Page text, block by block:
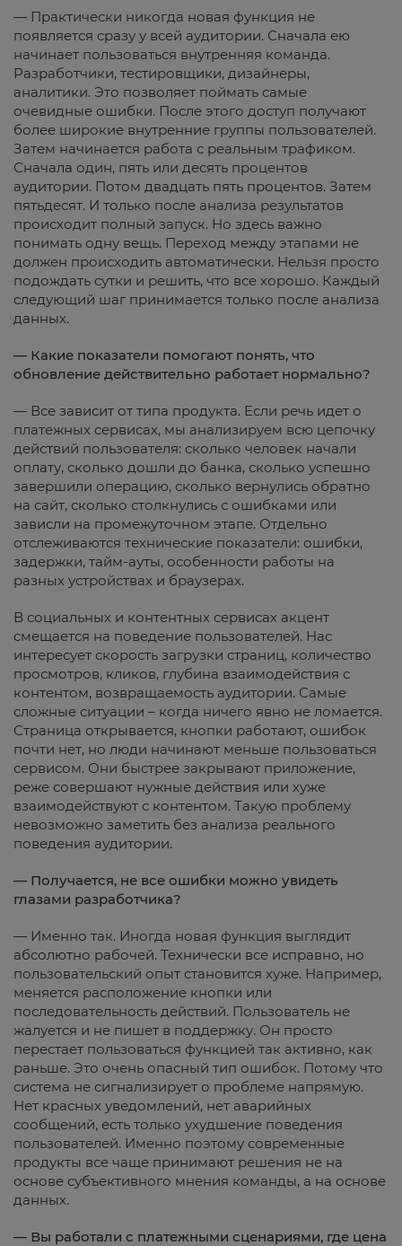
— Практически никогда новая функция не
появляется сразу у всей аудитории. Сначала ею
начинает пользоваться внутренняя команда.
Разработчики, тестировщики, дизайнеры,
аналитики. Это позволяет поймать самые
очевидные ошибки. После этого доступ получают
более широкие внутренние группы пользователей.
Затем начинается работа с реальным трафиком.
Сначала один, пять или десять процентов
аудитории. Потом двадцать пять процентов. Затем
пятьдесят. И только после анализа результатов
происходит полный запуск. Но здесь важно
понимать одну вещь. Переход между этапами не
должен происходить автоматически. Нельзя просто
подождать сутки и решить, что все хорошо. Каждый
следующий шаг принимается только после анализа
данных.
— Какие показатели помогают понять, что
обновление действительно работает нормально?
— Все зависит от типа продукта. Если речь идет о
платежных сервисах, мы анализируем всю цепочку
действий пользователя: сколько человек начали
оплату, сколько дошли до банка, сколько успешно
завершили операцию, сколько вернулись обратно
на сайт, сколько столкнулись с ошибками или
зависли на промежуточном этапе. Отдельно
отслеживаются технические показатели: ошибки,
задержки, тайм-ауты, особенности работы на
разных устройствах и браузерах.
В социальных и контентных сервисах акцент
смещается на поведение пользователей. Нас
интересует скорость загрузки страниц, количество
просмотров, кликов, глубина взаимодействия с
контентом, возвращаемость аудитории. Самые
сложные ситуации – когда ничего явно не ломается.
Страница открывается, кнопки работают, ошибок
почти нет, но люди начинают меньше пользоваться
сервисом. Они быстрее закрывают приложение,
реже совершают нужные действия или хуже
взаимодействуют с контентом. Такую проблему
невозможно заметить без анализа реального
поведения аудитории.
— Получается, не все ошибки можно увидеть
глазами разработчика?
— Именно так. Иногда новая функция выглядит
абсолютно рабочей. Технически все исправно, но
пользовательский опыт становится хуже. Например,
меняется расположение кнопки или
последовательность действий. Пользователь не
жалуется и не пишет в поддержку. Он просто
перестает пользоваться функцией так активно, как
раньше. Это очень опасный тип ошибок. Потому что
система не сигнализирует о проблеме напрямую.
Нет красных уведомлений, нет аварийных
сообщений, есть только ухудшение поведения
пользователей. Именно поэтому современные
продукты все чаще принимают решения не на
основе субъективного мнения команды, а на основе
данных.
— Вы работали с платежными сценариями, где цена